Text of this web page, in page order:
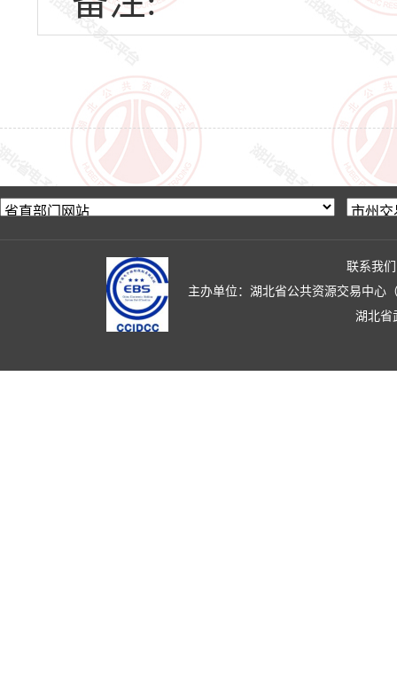
联系我们
主办单位：湖北省公共资源交易中心
湖北省